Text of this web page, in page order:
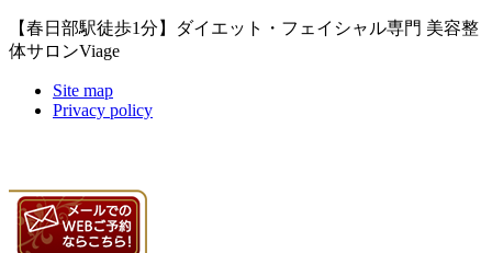
【春日部駅徒歩1分】ダイエット・フェイシャル専門 美容整
体サロンViage
Site map
Privacy policy